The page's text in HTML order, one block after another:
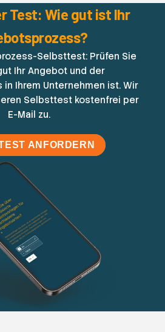
Test: Wie gut ist Ihr
Selbsttest: Prüfen Sie
Ihr Angebot und der
Ihrem Unternehmen ist. Wir
Selbsttest kostenfrei per
E-Mail zu.
ANFORDERN